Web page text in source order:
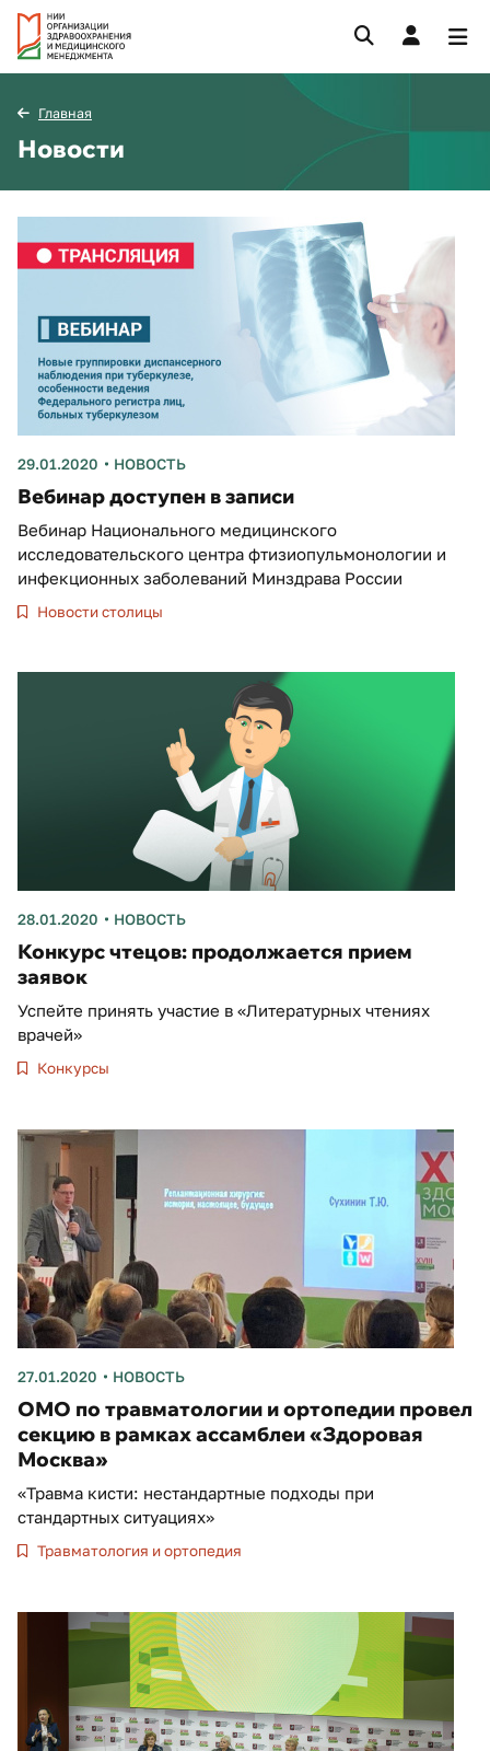
Главная
Новости
29.01.2020 НОВОСТЬ
Вебинар доступен в записи
Вебинар Национального медицинского
исследовательского центра фтизиопульмонологии и
инфекционных заболеваний Минздрава России
Новости столицы
28.01.2020 НОВОСТЬ
Конкурс чтецов: продолжается прием
заявок
Успейте принять участие в «Литературных чтениях
врачей»
Конкурсы
27.01.2020 НОВОСТЬ
ОМО по травматологии и ортопедии провел
секцию в рамках ассамблеи «Здоровая
Москва»
«Травма кисти: нестандартные подходы при
стандартных ситуациях»
Травматология и ортопедия